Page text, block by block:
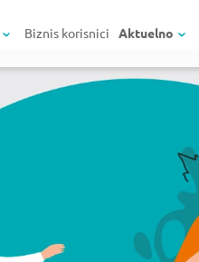
Biznis korisnici Aktuelno